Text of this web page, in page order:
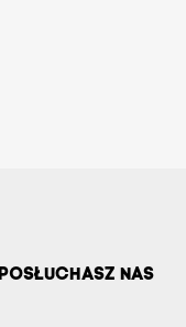
POSŁUCHASZ NAS